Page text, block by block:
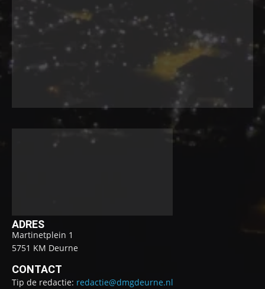
ADRES
Martinetplein 1
5751 KM Deurne
CONTACT
Tip de redactie: redactie@dmgdeurne.nl